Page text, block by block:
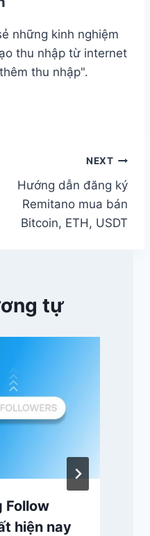
những kinh nghiệm
thu nhập từ internet
thu nhập".
NEXT
Hướng dẫn đăng ký
Remitano mua bán
Bitcoin, ETH, USDT
tự
Follow
hiện nay